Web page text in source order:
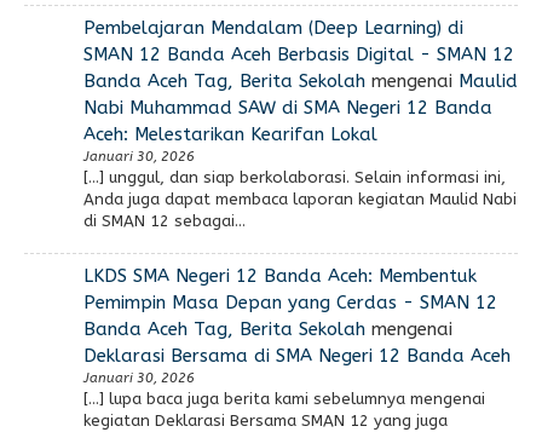
Pembelajaran Mendalam (Deep Learning) di
SMAN 12 Banda Aceh Berbasis Digital - SMAN 12
Banda Aceh Tag, Berita Sekolahmengenai Maulid
Nabi Muhammad SAW di SMA Negeri 12 Banda
Aceh: Melestarikan Kearifan Lokal
Januari 30, 2026
[…] unggul, dan siap berkolaborasi. Selain informasi ini,
Anda juga dapat membaca laporan kegiatan Maulid Nabi
di SMAN 12 sebagai…
LKDS SMA Negeri 12 Banda Aceh: Membentuk
Pemimpin Masa Depan yang Cerdas - SMAN 12
Banda Aceh Tag, Berita Sekolahmengenai
Deklarasi Bersama di SMA Negeri 12 Banda Aceh
Januari 30, 2026
[…] lupa baca juga berita kami sebelumnya mengenai
kegiatan Deklarasi Bersama SMAN 12 yang juga